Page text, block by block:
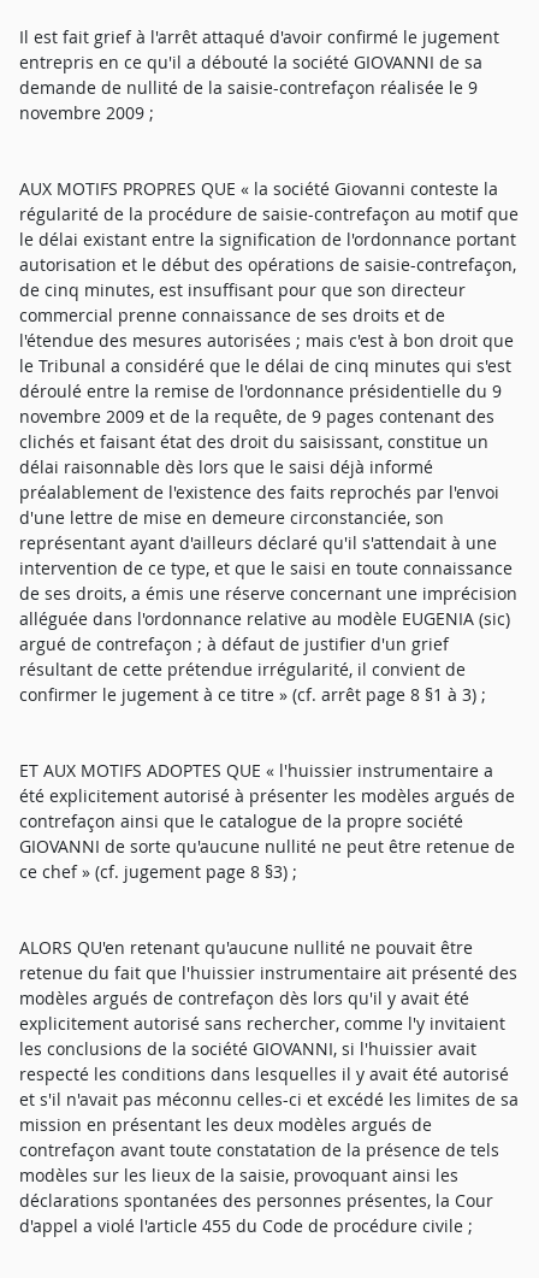
Il est fait grief à l'arrêt attaqué d'avoir confirmé le jugement
entrepris en ce qu'il a débouté la société GIOVANNI de sa
demande de nullité de la saisie-contrefaçon réalisée le 9
novembre 2009 ;
AUX MOTIFS PROPRES QUE « la société Giovanni conteste la
régularité de la procédure de saisie-contrefaçon au motif que
le délai existant entre la signification de l'ordonnance portant
autorisation et le début des opérations de saisie-contrefaçon,
de cinq minutes, est insuffisant pour que son directeur
commercial prenne connaissance de ses droits et de
l'étendue des mesures autorisées ; mais c'est à bon droit que
le Tribunal a considéré que le délai de cinq minutes qui s'est
déroulé entre la remise de l'ordonnance présidentielle du 9
novembre 2009 et de la requête, de 9 pages contenant des
clichés et faisant état des droit du saisissant, constitue un
délai raisonnable dès lors que le saisi déjà informé
préalablement de l'existence des faits reprochés par l'envoi
d'une lettre de mise en demeure circonstanciée, son
représentant ayant d'ailleurs déclaré qu'il s'attendait à une
intervention de ce type, et que le saisi en toute connaissance
de ses droits, a émis une réserve concernant une imprécision
alléguée dans l'ordonnance relative au modèle EUGENIA (sic)
argué de contrefaçon ; à défaut de justifier d'un grief
résultant de cette prétendue irrégularité, il convient de
confirmer le jugement à ce titre » (cf. arrêt page 8 §1 à 3) ;
ET AUX MOTIFS ADOPTES QUE « l'huissier instrumentaire a
été explicitement autorisé à présenter les modèles argués de
contrefaçon ainsi que le catalogue de la propre société
GIOVANNI de sorte qu'aucune nullité ne peut être retenue de
ce chef » (cf. jugement page 8 §3) ;
ALORS QU'en retenant qu'aucune nullité ne pouvait être
retenue du fait que l'huissier instrumentaire ait présenté des
modèles argués de contrefaçon dès lors qu'il y avait été
explicitement autorisé sans rechercher, comme l'y invitaient
les conclusions de la société GIOVANNI, si l'huissier avait
respecté les conditions dans lesquelles il y avait été autorisé
et s'il n'avait pas méconnu celles-ci et excédé les limites de sa
mission en présentant les deux modèles argués de
contrefaçon avant toute constatation de la présence de tels
modèles sur les lieux de la saisie, provoquant ainsi les
déclarations spontanées des personnes présentes, la Cour
d'appel a violé l'article 455 du Code de procédure civile ;